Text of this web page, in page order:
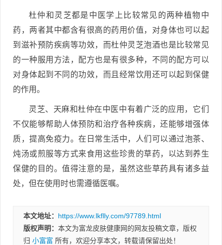
杜仲和灵芝都是中医学上比较常见的两种植物中
药，两者其中都含有很高的药用价值，对身体也可以起
到滋补预防疾病等功效，而杜仲灵芝泡酒也是比较常见
的一种服用方法，配方也是有很多种，不同的配方可以
对身体起到不同的功效，而且经常饮用还可以起到保健
的作用。
灵芝、天麻和杜仲在中医中有着广泛的应用，它们
不仅能够帮助人体预防和治疗各种疾病，还能够增强体
质，提高免疫力。在日常生活中，人们可以通过泡茶、
炖汤或煎服等方式来食用这些珍贵的草药，以达到养生
保健的目的。值得注意的是，虽然这些草药具有诸多益
处，但在使用时也需遵循医嘱。
本文地址： https://www.lkflly.com/97789.html
版权声明： 本文为富龙皮肤健康网的网友投稿文章，版权
归 小富富 所有，欢迎分享本文，转载请保留出处！